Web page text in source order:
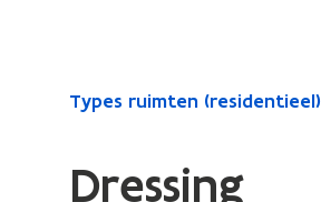
GedaanTypes ruimten (residentieel)
Dressing